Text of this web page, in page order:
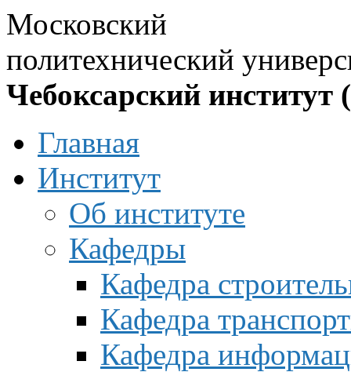
Московский
политехнический
Чебоксарский институт
Главная
Институт
Об институте
Кафедры
Кафедра
Кафедра
Кафедра